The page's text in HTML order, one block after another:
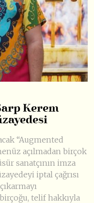
Kerem
“Augmented
açılmadan birçok
sanatçının imza
iptal çağrısı
telif hakkıyla